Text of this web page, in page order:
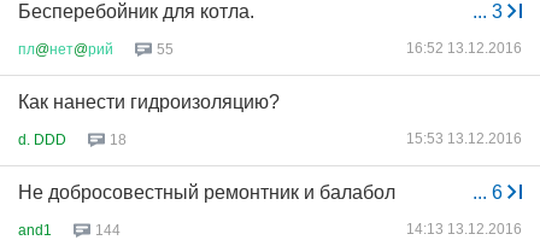
... 3
Бесперебойник для котла.
пл@нет@рий 55 16:52 13.12.2016
Как нанести гидроизоляцию?
d. DDD 18 15:53 13.12.2016
... 6
Не добросовестный ремонтник и балабол
and1 144 14:13 13.12.2016